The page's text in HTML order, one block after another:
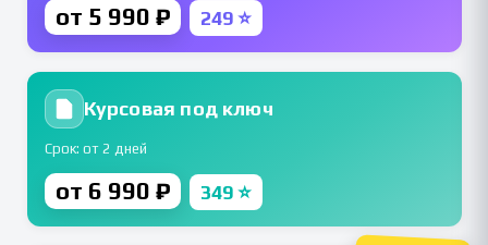
от 5 990 ₽ 249 ⭐
Курсовая под ключ
Срок: от 2 дней
от 6 990 ₽ 349 ⭐